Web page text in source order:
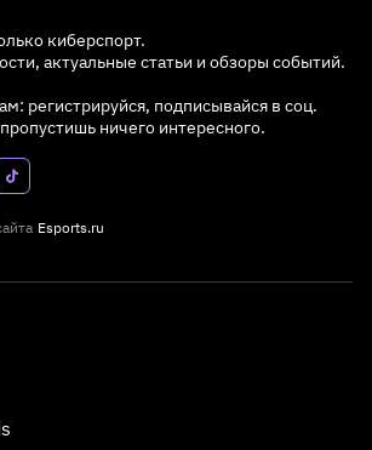
киберспорт.
актуальные статьи и обзоры событий.
регистрируйся, подписывайся в соц.
ничего интересного.
Esports.ru